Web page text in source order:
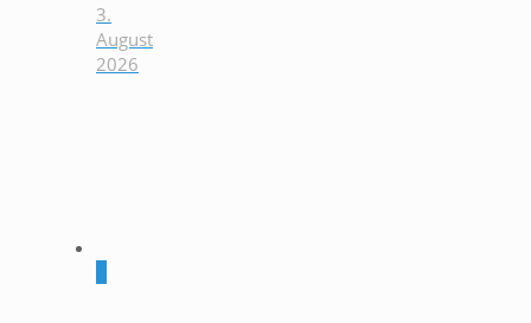
3.
August
2026